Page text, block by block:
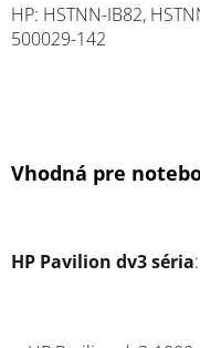
HP: HSTNN-IB82,
500029-142
Vhodná pre
HP Pavilion dv3 séria: